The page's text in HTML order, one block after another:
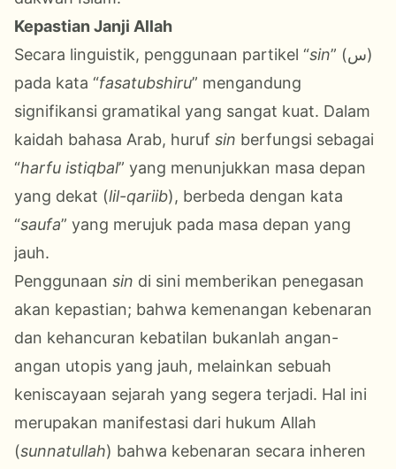
Kepastian Janji Allah
Secara linguistik, penggunaan partikel “sin” (س)
pada kata “fasatubshiru” mengandung
signifikansi gramatikal yang sangat kuat. Dalam
kaidah bahasa Arab, huruf sin berfungsi sebagai
“harfu istiqbal” yang menunjukkan masa depan
yang dekat (lil-qariib), berbeda dengan kata
“saufa” yang merujuk pada masa depan yang
jauh.
Penggunaan sin di sini memberikan penegasan
akan kepastian; bahwa kemenangan kebenaran
dan kehancuran kebatilan bukanlah angan-
angan utopis yang jauh, melainkan sebuah
keniscayaan sejarah yang segera terjadi. Hal ini
merupakan manifestasi dari hukum Allah
(sunnatullah) bahwa kebenaran secara inheren